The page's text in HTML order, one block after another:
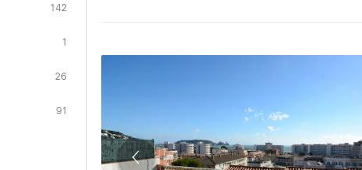
142
1
26
91